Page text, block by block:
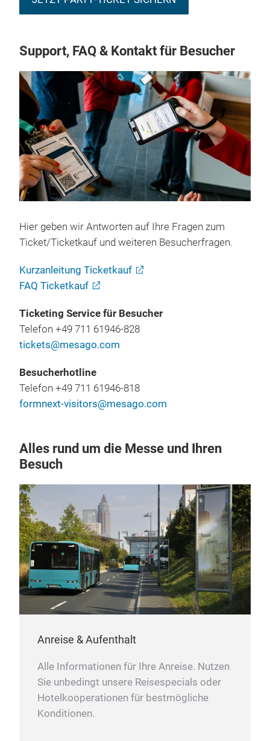
Support, FAQ & Kontakt für Besucher
Hier geben wir Antworten auf Ihre Fragen zum
Ticket/Ticketkauf und weiteren Besucherfragen.
Kurzanleitung Ticketkauf
FAQ Ticketkauf
Ticketing Service für Besucher
Telefon +49 711 61946-828
tickets@mesago.com
Besucherhotline
Telefon +49 711 61946-818
formnext-visitors@mesago.com
Alles rund um die Messe und Ihren
Besuch
Anreise & Aufenthalt
Alle Informationen für Ihre Anreise. Nutzen
Sie unbedingt unsere Reisespecials oder
Hotelkooperationen für bestmögliche
Konditionen.